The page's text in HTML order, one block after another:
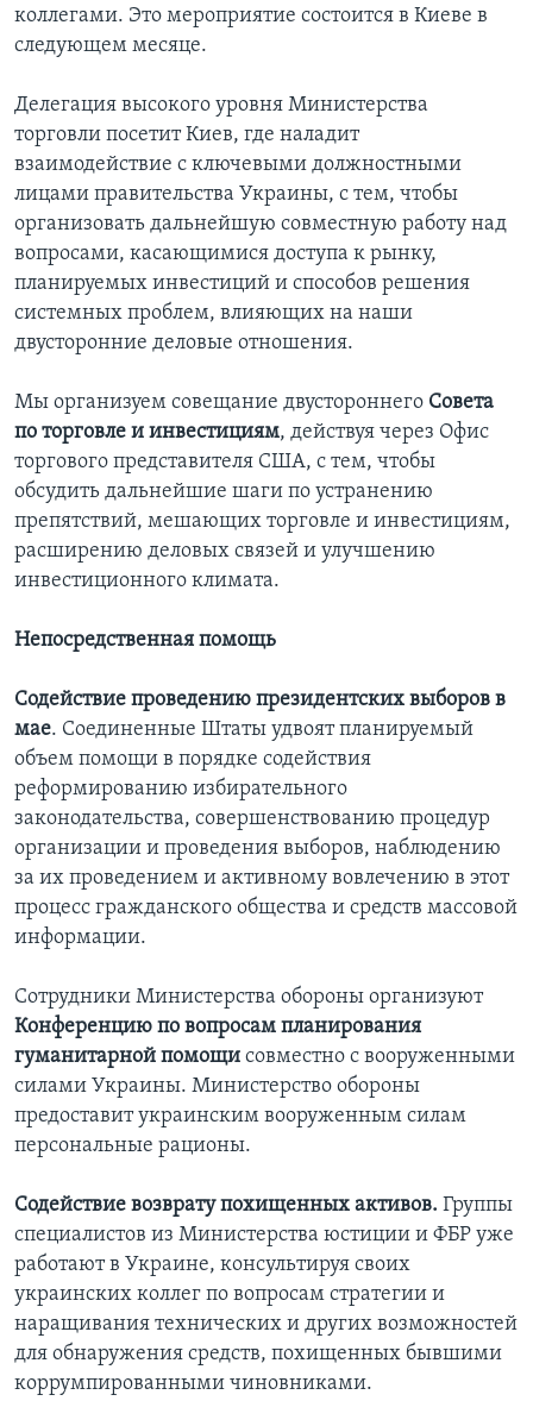
коллегами. Это мероприятие состоится в Киеве в
следующем месяце.
Делегация высокого уровня Министерства
торговли посетит Киев, где наладит
взаимодействие с ключевыми должностными
лицами правительства Украины, с тем, чтобы
организовать дальнейшую совместную работу над
вопросами, касающимися доступа к рынку,
планируемых инвестиций и способов решения
системных проблем, влияющих на наши
двусторонние деловые отношения.
Мы организуем совещание двустороннего Совета
по торговле и инвестициям, действуя через Офис
торгового представителя США, с тем, чтобы
обсудить дальнейшие шаги по устранению
препятствий, мешающих торговле и инвестициям,
расширению деловых связей и улучшению
инвестиционного климата.
Непосредственная помощь
Содействие проведению президентских выборов в
мае. Соединенные Штаты удвоят планируемый
объем помощи в порядке содействия
реформированию избирательного
законодательства, совершенствованию процедур
организации и проведения выборов, наблюдению
за их проведением и активному вовлечению в этот
процесс гражданского общества и средств массовой
информации.
Сотрудники Министерства обороны организуют
Конференцию по вопросам планирования
гуманитарной помощи совместно с вооруженными
силами Украины. Министерство обороны
предоставит украинским вооруженным силам
персональные рационы.
Содействие возврату похищенных активов. Группы
специалистов из Министерства юстиции и ФБР уже
работают в Украине, консультируя своих
украинских коллег по вопросам стратегии и
наращивания технических и других возможностей
для обнаружения средств, похищенных бывшими
коррумпированными чиновниками.